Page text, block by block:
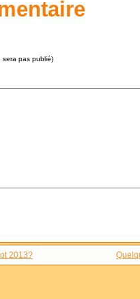
sera pas publié)
2013?